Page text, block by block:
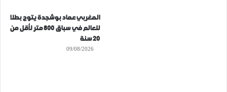
المغربي عماد بوشجدة يتوج بطلا
للعالم في سباق 800 متر لأقل من
20 سنة
09/08/2026